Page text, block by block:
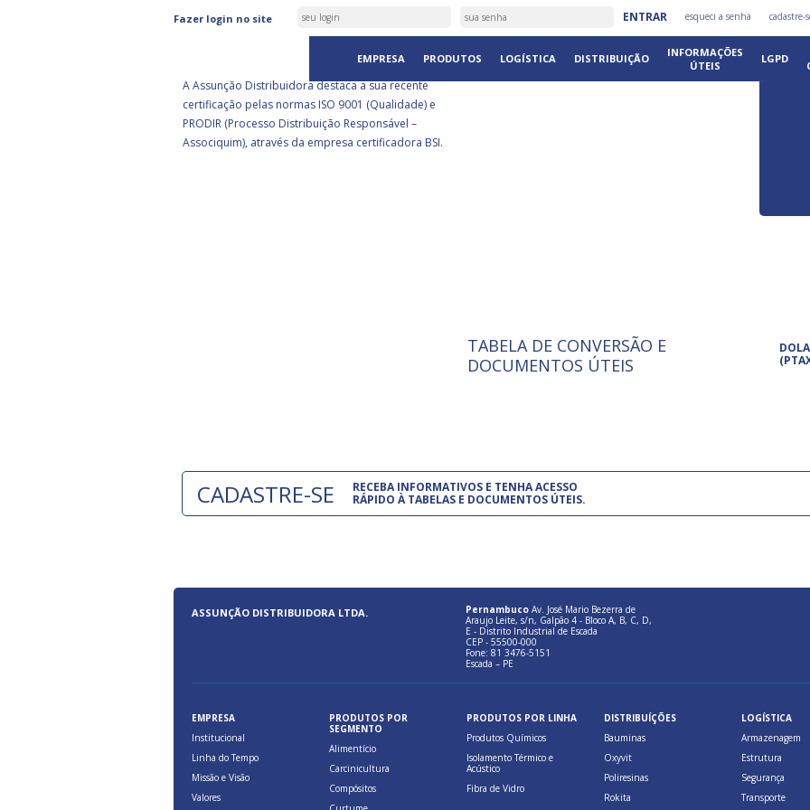
Fazer login no site ENTRAR esqueci a senha cadastre-
EMPRESA PRODUTOS LOGÍSTICA DISTRIBUIÇÃO
INFORMAÇÕES
ÚTEIS
LGPD
ASSUNÇÃO DISTRIBUIDORA É
CERTIFICADA PELA BSI
A Assunção Distribuidora destaca a sua recente
certificação pelas normas ISO 9001 (Qualidade) e
PRODIR (Processo Distribuição Responsável –
Associquim), através da empresa certificadora BSI.
ISO 9001: 2015
A International Organization for
Standardization é um conjunto de
TABELA DE CONVERSÃO E
DOCUMENTOS ÚTEIS
CADASTRE-SE
RECEBA INFORMATIVOS E TENHA ACESSO
RÁPIDO À TABELAS E DOCUMENTOS ÚTEIS.
ASSUNÇÃO DISTRIBUIDORA LTDA. Pernambuco Av. José Mario Bezerra de
Araujo Leite, s/n, Galpão 4 - Bloco A, B, C, D,
E - Distrito Industrial de Escada
CEP - 55500-000
Fone: 81 3476-5151
Escada – PE
EMPRESA
Institucional
Linha do Tempo
Missão e Visão
Valores
PRODUTOS POR
SEGMENTO
Alimentício
Carcinicultura
Compósitos
PRODUTOS POR LINHA
Produtos Químicos
Isolamento Térmico e
Acústico
Fibra de Vidro
DISTRIBUÍÇÕES
Bauminas
Oxyvit
Poliresinas
Rokita
LOGÍSTICA
Armazenagem
Estrutura
Segurança
Transporte